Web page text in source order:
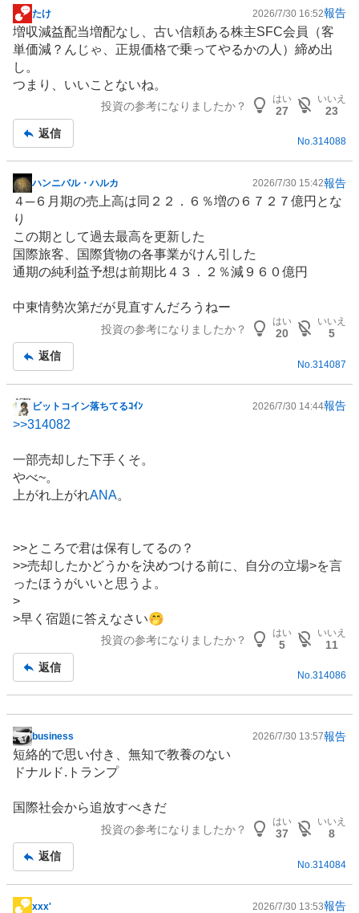
掲
示
板
記
事
たけ 2026/7/30 16:52報告
増収減益配当増配なし、古い信頼ある株主SFC会員（客
単価減？んじゃ、正規価格で乗ってやるかの人）締め出
し。
つまり、いいことないね。
投資の参考になりましたか？
はい
27
いいえ
23
返信
No.314088
掲
示
板
記
事
ハンニバル・ハルカ 2026/7/30 15:42報告
４─６月期の売上高は同２２．６％増の６７２７億円とな
り
この期​として過去最高を更新‌した
国際旅客、国際貨物の各事業がけん引した
通期の純利益予想は前期比４３．２％減９６０億円
中東情勢次第だが見直すんだろうねー
投資の参考になりましたか？
はい
20
いいえ
5
返信
No.314087
掲
示
事
ビットコイン落ちてるｺｲﾝ 2026/7/30 14:44報告
>>314082
一部売却した下手くそ。
やべ~。
上がれ上がれANA。
>>ところで君は保有してるの？
>>売却したかどうかを決めつける前に、自分の立場>を言
ったほうがいいと思うよ。
>
>早く宿題に答えなさい🤭
投資の参考になりましたか？
はい
5
いいえ
11
返信
No.314086
掲
示
板
事
business 2026/7/30 13:57報告
短絡的で思い付き、無知で教養のない
ドナルド.トランプ
国際社会から追放すべきだ
投資の参考になりましたか？
はい
37
いいえ
8
返信
No.314084
xxx' 2026/7/30 13:53報告